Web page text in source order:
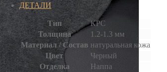
ДЕТАЛИ
Тип
КРС
Толщина
1.2-1.3 мм
Материал / Состав натуральная кожа
Цвет
Черный
Отделка
Наппа